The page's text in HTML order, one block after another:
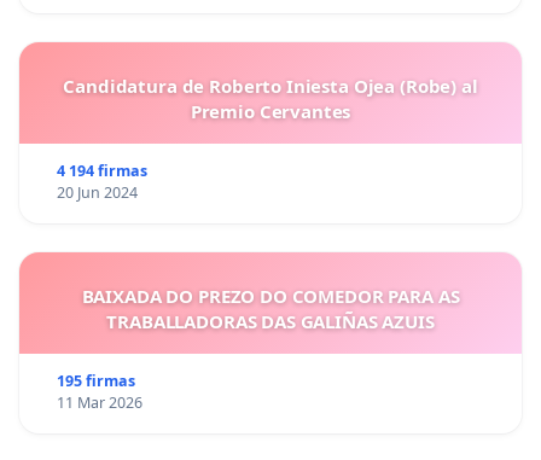
Candidatura de Roberto Iniesta Ojea (Robe) al
Premio Cervantes
4 194 firmas
20 Jun 2024
BAIXADA DO PREZO DO COMEDOR PARA AS
TRABALLADORAS DAS GALIÑAS AZUIS
195 firmas
11 Mar 2026